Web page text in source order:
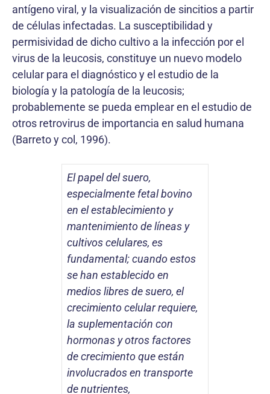
antígeno viral, y la visualización de sincitios a partir
de células infectadas. La susceptibilidad y
permisividad de dicho cultivo a la infección por el
virus de la leucosis, constituye un nuevo modelo
celular para el diagnóstico y el estudio de la
biología y la patología de la leucosis;
probablemente se pueda emplear en el estudio de
otros retrovirus de importancia en salud humana
(Barreto y col, 1996).
El papel del suero,
especialmente fetal bovino
en el establecimiento y
mantenimiento de líneas y
cultivos celulares, es
fundamental; cuando estos
se han establecido en
medios libres de suero, el
crecimiento celular requiere,
la suplementación con
hormonas y otros factores
de crecimiento que están
involucrados en transporte
de nutrientes,